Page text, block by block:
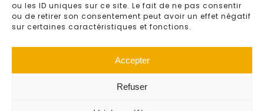
ou les ID uniques sur ce site. Le fait de ne pas consentir
ou de retirer son consentement peut avoir un effet négatif
sur certaines caractéristiques et fonctions.
Accepter
Refuser
S'ABONNER